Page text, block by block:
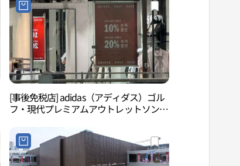
[事後免税店] adidas（アディダス）ゴル
フ・現代プレミアムアウトレットソンド
아울렛 송도점)